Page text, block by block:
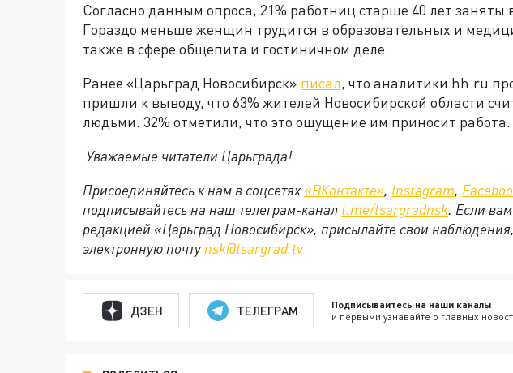
Согласно данным опроса, 21% работниц старше 40 лет заняты
Гораздо меньше женщин трудится в образовательных и
также в сфере общепита и гостиничном деле.
Ранее «Царьград Новосибирск» писал, что аналитики hh.ru
пришли к выводу, что 63% жителей Новосибирской области
людьми. 32% отметили, что это ощущение им приносит работа.
Уважаемые читатели Царьграда!
Присоединяйтесь к нам в соцсетях «ВКонтакте», Instagram,
подписывайтесь на наш телеграм-канал t.me/tsargradnsk. Если
редакцией «Царьград Новосибирск», присылайте свои
электронную почту nsk@tsargrad.tv
ДЗЕН ТЕЛЕГРАМ Подписывайтесь на наши каналы
и первыми узнавайте о главных